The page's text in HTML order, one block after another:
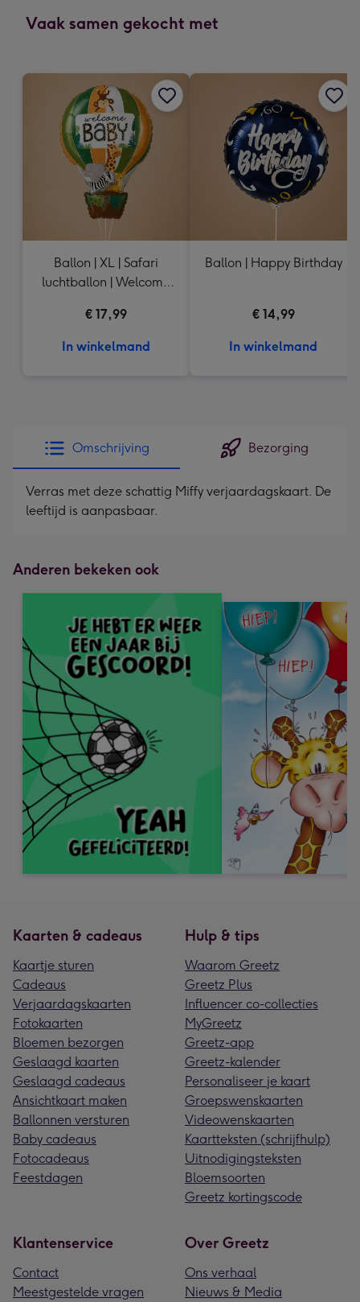
mm
onuitwisbare
Dimensions:
240
240
mm
Vaak samen gekocht met
Ballon | XL | Safari
luchtballon | Welcome
€ 17,99
In winkelmand
Ballon | Happy Birthday
€ 14,99
In winkelmand
Omschrijving Bezorging
Verras met deze schattig Miffy verjaardagskaart. De
leeftijd is aanpasbaar.
Anderen bekeken ook
Kaarten & cadeaus
Kaartje sturen
Cadeaus
Verjaardagskaarten
Fotokaarten
Bloemen bezorgen
Geslaagd kaarten
Geslaagd cadeaus
Ansichtkaart maken
Ballonnen versturen
Baby cadeaus
Fotocadeaus
Feestdagen
Hulp & tips
Waarom Greetz
Greetz Plus
Influencer co-collecties
MyGreetz
Greetz-app
Greetz-kalender
Personaliseer je kaart
Groepswenskaarten
Videowenskaarten
Kaartteksten (schrijfhulp)
Uitnodigingsteksten
Bloemsoorten
Greetz kortingscode
Klantenservice
Contact
Meestgestelde vragen
Over Greetz
Ons verhaal
Nieuws & Media